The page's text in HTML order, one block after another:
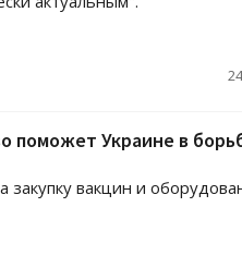
Украине в
закупку вакцин и